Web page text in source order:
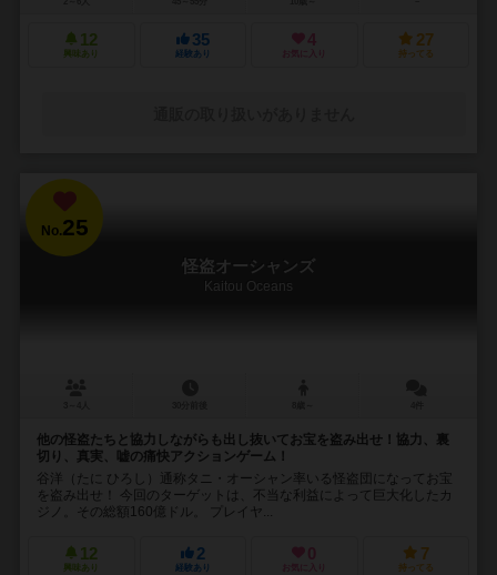
12
興味あり
35
経験あり
4
お気に入り
27
持ってる
No.25
怪盗オーシャンズ
Kaitou Oceans
他の怪盗たちと協力しながらも出し抜いてお宝を盗み出せ！協力、裏
切り、真実、嘘の痛快アクションゲーム！
谷洋（たに ひろし）通称タニ・オーシャン率いる怪盗団になってお宝
を盗み出せ！ 今回のターゲットは、不当な利益によって巨大化したカ
ジノ。その総額160億ドル。 プレイヤ...
12
興味あり
2
経験あり
0
お気に入り
7
持ってる